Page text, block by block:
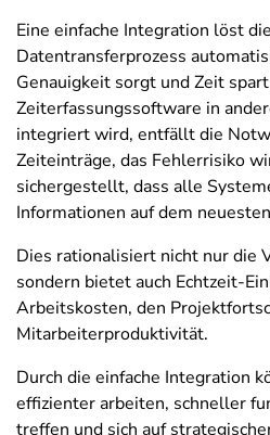
Eine einfache Integration löst
Datentransferprozess
Genauigkeit sorgt und Zeit
Zeiterfassungssoftware in
integriert wird, entfällt die
Zeiteinträge, das Fehlerrisiko
sichergestellt, dass alle
Informationen auf dem
Dies rationalisiert nicht nur die
sondern bietet auch Echtzeit-
Arbeitskosten, den
Mitarbeiterproduktivität.
Durch die einfache Integration
effizienter arbeiten, schneller
treffen und sich auf